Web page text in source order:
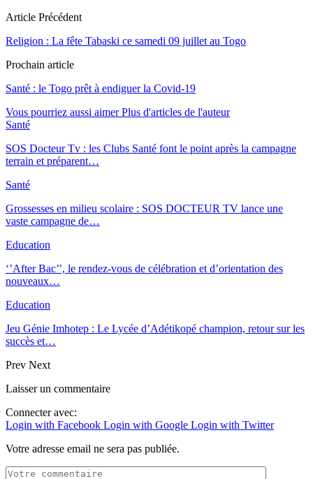
Article Précédent
Religion : La fête Tabaski ce samedi 09 juillet au Togo
Prochain article
Santé : le Togo prêt à endiguer la Covid-19
Vous pourriez aussi aimer Plus d'articles de l'auteur
Santé
SOS Docteur Tv : les Clubs Santé font le point après la campagne
terrain et préparent…
Santé
Grossesses en milieu scolaire : SOS DOCTEUR TV lance une
vaste campagne de…
Education
‘’After Bac’’, le rendez-vous de célébration et d’orientation des
nouveaux…
Education
Jeu Génie Imhotep : Le Lycée d’Adétikopé champion, retour sur les
succès et…
Prev Next
Laisser un commentaire
Connecter avec:
Login with Facebook Login with Google Login with Twitter
Votre adresse email ne sera pas publiée.